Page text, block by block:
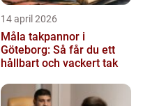
14 april 2026
Måla takpannor i
Göteborg: Så får du ett
hållbart och vackert tak